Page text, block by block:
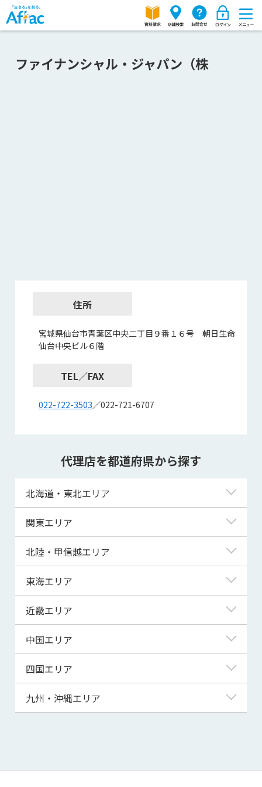
ファイナンシャル・ジャパン（株
住所
宮城県仙台市青葉区中央二丁目９番１６号 朝日生命
仙台中央ビル６階
TEL／FAX
022-722-3503／022-721-6707
代理店を都道府県から探す
北海道・東北エリア
北海道
青森県
宮城県
秋田県
山形県
関東エリア
東京都
神奈川県
埼玉県
千葉県
茨城県
群馬県
北陸・甲信越エリア
新潟県
富山県
福井県
山梨県
長野県
東海エリア
岐阜県
静岡県
三重県
近畿エリア
滋賀県
京都府
大阪府
兵庫県
和歌山県
中国エリア
鳥取県
島根県
山口県
四国エリア
徳島県
高知県
九州・沖縄エリア